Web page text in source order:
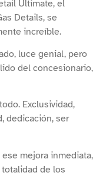
Ultimate, el
Details, se
increíble.
luce genial, pero
del concesionario,
Exclusividad,
dedicación, ser
mejora inmediata,
de los